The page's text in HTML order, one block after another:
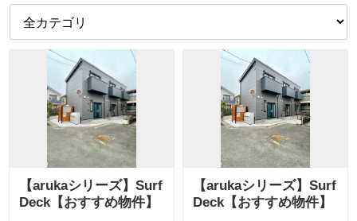
【arukaシリーズ】Surf
Deck【おすすめ物件】
【arukaシリーズ】Surf
Deck【おすすめ物件】